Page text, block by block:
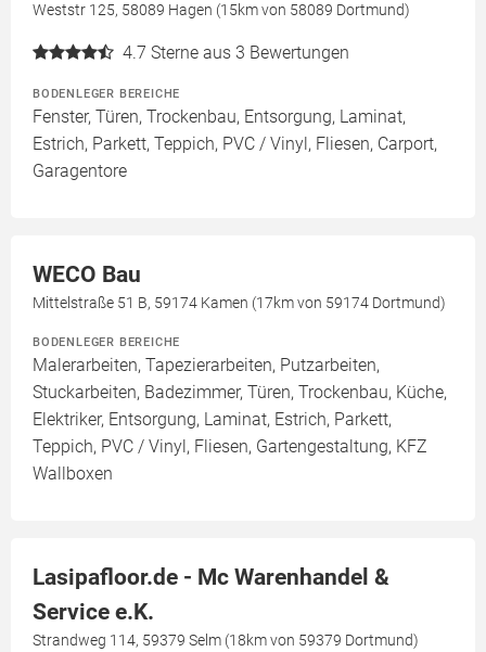
Weststr 125, 58089 Hagen (15km von 58089 Dortmund)
4.7 Sterne aus 3 Bewertungen
BODENLEGER BEREICHE
Fenster, Türen, Trockenbau, Entsorgung, Laminat,
Estrich, Parkett, Teppich, PVC / Vinyl, Fliesen, Carport,
Garagentore
WECO Bau
Mittelstraße 51 B, 59174 Kamen (17km von 59174 Dortmund)
BODENLEGER BEREICHE
Malerarbeiten, Tapezierarbeiten, Putzarbeiten,
Stuckarbeiten, Badezimmer, Türen, Trockenbau, Küche,
Elektriker, Entsorgung, Laminat, Estrich, Parkett,
Teppich, PVC / Vinyl, Fliesen, Gartengestaltung, KFZ
Wallboxen
Lasipafloor.de - Mc Warenhandel &
Service e.K.
Strandweg 114, 59379 Selm (18km von 59379 Dortmund)